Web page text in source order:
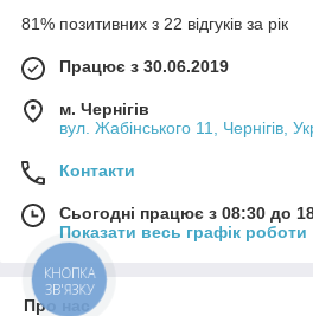
81% позитивних з 22 відгуків за рік
Працює з 30.06.2019
м. Чернігів
вул. Жабінського 11, Чернігів,
Контакти
Сьогодні працює з 08:30 до
Показати весь графік роботи
Про нас
КНОПКА
ЗВ'ЯЗКУ